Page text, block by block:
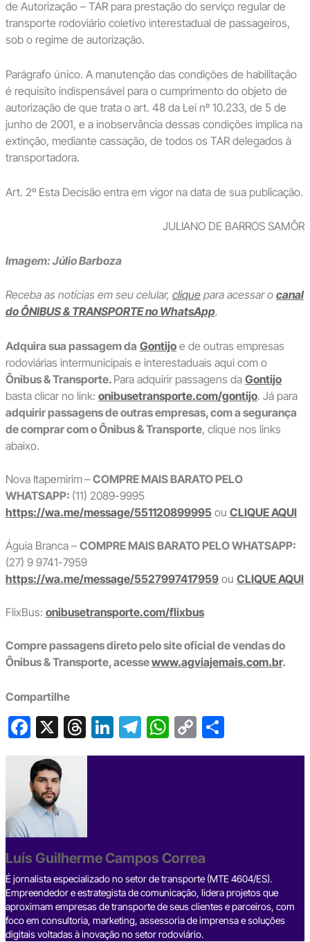
de Autorização – TAR para prestação do serviço regular de
transporte rodoviário coletivo interestadual de passageiros,
sob o regime de autorização.
Parágrafo único. A manutenção das condições de habilitação
é requisito indispensável para o cumprimento do objeto de
autorização de que trata o art. 48 da Lei nº 10.233, de 5 de
junho de 2001, e a inobservância dessas condições implica na
extinção, mediante cassação, de todos os TAR delegados à
transportadora.
Art. 2º Esta Decisão entra em vigor na data de sua publicação.
JULIANO DE BARROS SAMÔR
Imagem: Júlio Barboza
Receba as notícias em seu celular, cliquepara acessar o canal
do ÔNIBUS & TRANSPORTE no WhatsApp.
Adquira sua passagem da Gontijoe de outras empresas
rodoviárias intermunicipais e interestaduais aqui com o
Ônibus & Transporte. Para adquirir passagens da Gontijo
basta clicar no link: onibusetransporte.com/gontijo. Já para
adquirir passagens de outras empresas, com a segurança
de comprar com o Ônibus & Transporte, clique nos links
abaixo.
Nova Itapemirim– COMPRE MAIS BARATO PELO
WHATSAPP: (11) 2089-9995
https://wa.me/message/551120899995ou CLIQUE AQUI
Águia Branca – COMPRE MAIS BARATO PELO WHATSAPP:
(27) 9 9741-7959
https://wa.me/message/5527997417959ou CLIQUE AQUI
FlixBus: onibusetransporte.com/flixbus
Compre passagens direto pelo site oficial de vendas do
Ônibus & Transporte, acessewww.agviajemais.com.br.
Compartilhe
F
c
e
b
o
o
k
X T
hr
s
Li
n
T
el
W
h
p
C
o
k
S
h
Luís Guilherme Campos Correa
É jornalista especializado no setor de transporte (MTE 4604/ES).
Empreendedor e estrategista de comunicação, lidera projetos que
aproximam empresas de transporte de seus clientes e parceiros, com
foco em consultoria, marketing, assessoria de imprensa e soluções
digitais voltadas à inovação no setor rodoviário.